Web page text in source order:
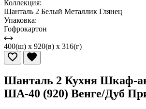
Коллекция:
Шанталь 2 Белый Металлик Глянец
Упаковка:
Гофрокартон
400(ш) x 920(в) x 316(г)
Шанталь 2 Кухня Шкаф-
ША-40 (920) Венге/Дуб